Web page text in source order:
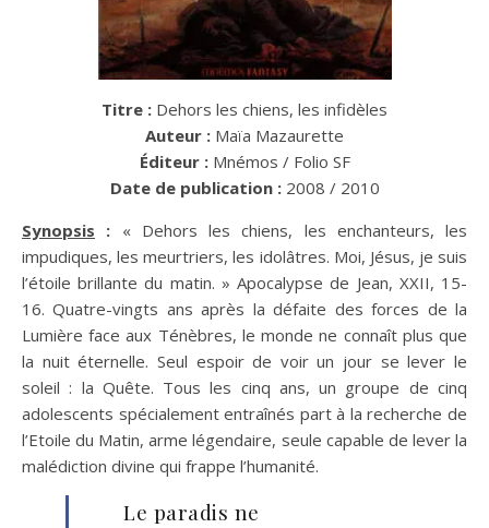
Titre : Dehors les chiens, les infidèles
Auteur : Maïa Mazaurette
Éditeur : Mnémos / Folio SF
Date de publication : 2008 / 2010
Synopsis : « Dehors les chiens, les enchanteurs, les
impudiques, les meurtriers, les idolâtres. Moi, Jésus, je suis
l’étoile brillante du matin. » Apocalypse de Jean, XXII, 15-
16. Quatre-vingts ans après la défaite des forces de la
Lumière face aux Ténèbres, le monde ne connaît plus que
la nuit éternelle. Seul espoir de voir un jour se lever le
soleil : la Quête. Tous les cinq ans, un groupe de cinq
adolescents spécialement entraînés part à la recherche de
l’Etoile du Matin, arme légendaire, seule capable de lever la
malédiction divine qui frappe l’humanité.
Le paradis ne